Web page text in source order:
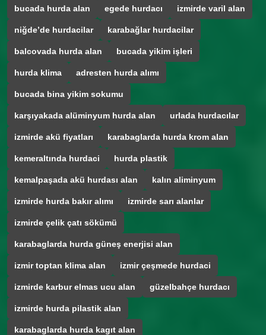
bucada hurda alan egede hurdacı izmirde varil alan
niğde’de hurdacilar karabağlar hurdacilar
balcovada hurda alan bucada yikim işleri
hurda klima adresten hurda alımı
bucada bina yikim sokumu
karşıyakada alüminyum hurda alan urlada hurdacılar
izmirde akü fiyatları karabaglarda hurda krom alan
kemeraltında hurdaci hurda plastik
kemalpaşada akü hurdası alan kalın aliminyum
izmirde hurda bakır alımı izmirde sarı alanlar
izmirde çelik çatı sökümü
karabaglarda hurda güneş enerjisi alan
izmir toptan klima alan izmir çeşmede hurdaci
izmirde karbur elmas ucu alan güzelbahçe hurdacı
izmirde hurda pilastik alan
karabaglarda hurda kagıt alan